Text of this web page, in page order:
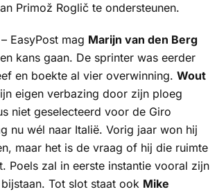
Primož Roglič te ondersteunen.
EasyPost mag Marijn van den Berg
kans gaan. De sprinter was eerder
en boekte al vier overwinning. Wout
eigen verbazing door zijn ploeg
niet geselecteerd voor de Giro
nu wél naar Italië. Vorig jaar won hij
maar het is de vraag of hij die ruimte
Poels zal in eerste instantie vooral zijn
Tot slot staat ook Mike